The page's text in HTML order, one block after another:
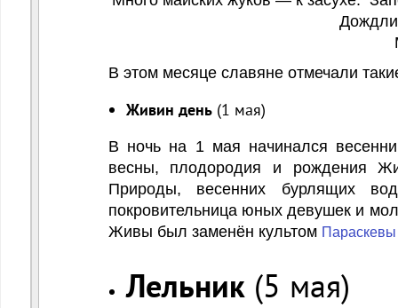
Дождливый
Майская травка
В этом месяце славяне отмечали
Живин день(1 мая)
В ночь на 1 мая начинался
весны, плодородия и рождения
Природы, весенних бурлящих
покровительница юных девушек и
Живы был заменён культом
Лельник(5 мая)